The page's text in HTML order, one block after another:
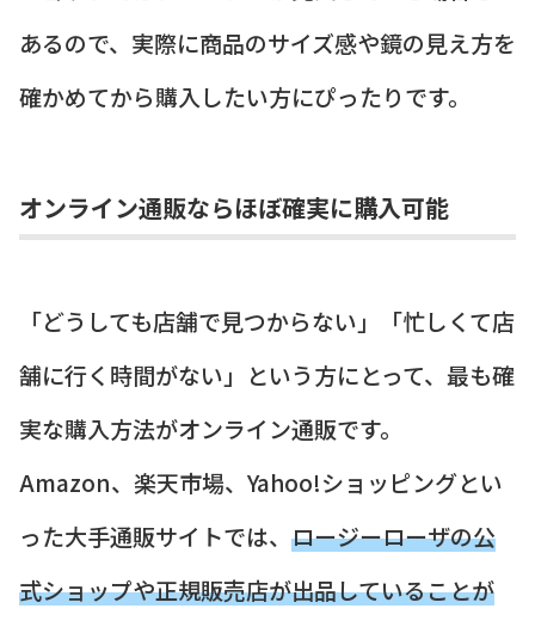
あるので、実際に商品のサイズ感や鏡の見え方を
確かめてから購入したい方にぴったりです。
オンライン通販ならほぼ確実に購入可能
「どうしても店舗で見つからない」「忙しくて店
舗に行く時間がない」という方にとって、最も確
実な購入方法がオンライン通販です。
Amazon、楽天市場、Yahoo!ショッピングとい
った大手通販サイトでは、 ロージーローザの公
式ショップや正規販売店が出品していることが